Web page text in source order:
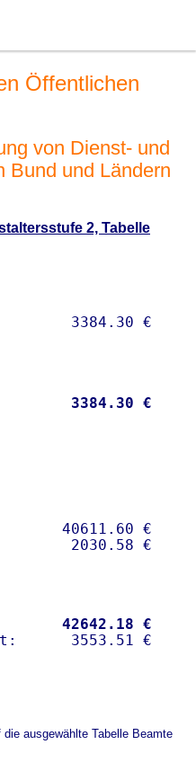
Öffentlichen
von Dienst- und
Bund und Ländern
2, Tabelle
3384.30 €
40611.60 €
42642.18 €
ausgewählte Tabelle Beamte